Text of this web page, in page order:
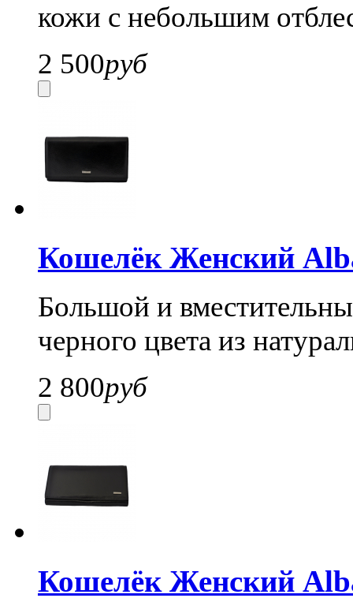
кожи с небольшим
2 500руб
Кошелёк Женский
Большой и
черного цвета из
2 800руб
Кошелёк Женский